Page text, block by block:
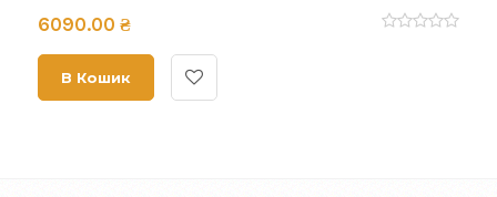
6090.00 ₴
В Кошик